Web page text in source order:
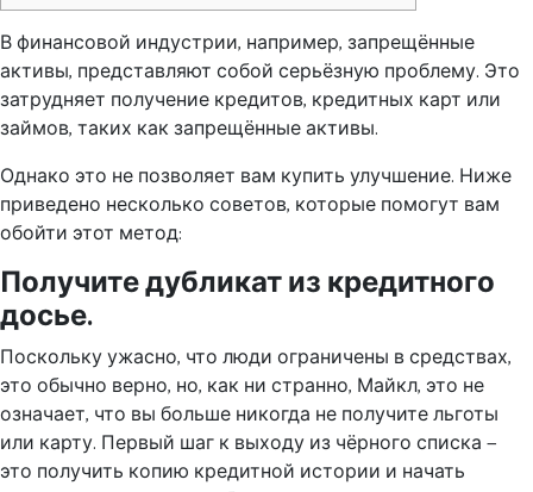
В финансовой индустрии, например, запрещённые
активы, представляют собой серьёзную проблему. Это
затрудняет получение кредитов, кредитных карт или
займов, таких как запрещённые активы.
Однако это не позволяет вам купить улучшение. Ниже
приведено несколько советов, которые помогут вам
обойти этот метод:
Получите дубликат из кредитного
досье.
Поскольку ужасно, что люди ограничены в средствах,
это обычно верно, но, как ни странно, Майкл, это не
означает, что вы больше никогда не получите льготы
или карту. Первый шаг к выходу из чёрного списка —
это получить копию кредитной истории и начать